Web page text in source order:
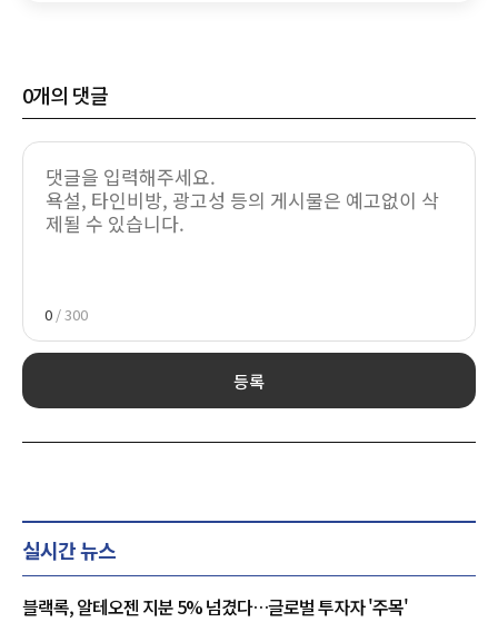
0개의 댓글
0 / 300
등록
실시간 뉴스
블랙록, 알테오젠 지분 5% 넘겼다…글로벌 투자자 '주목'